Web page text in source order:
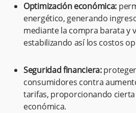
Optimización económica:
energético, generando
mediante la compra barata y
estabilizando así los costos
Seguridad financiera:
consumidores contra
tarifas, proporcionando
económica.